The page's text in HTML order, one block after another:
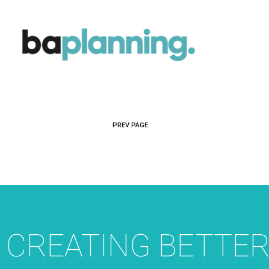
PREV PAGE
CREATING BETTER